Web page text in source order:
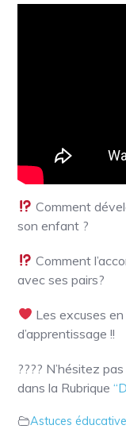
Comment
son enfant ?
Comment
avec ses pairs?
Les excuses
d’apprentissage !!
???? N’hésitez
dans la Rubrique
Astuces